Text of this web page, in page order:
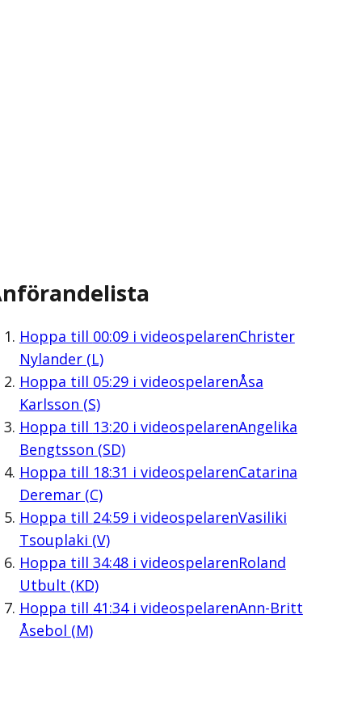
Hoppa till 00:09i videospelarenChrister
Nylander (L)
Hoppa till 05:29i videospelarenÅsa
Karlsson (S)
Hoppa till 13:20i videospelarenAngelika
Bengtsson (SD)
Hoppa till 18:31 i videospelarenCatarina
Deremar (C)
Hoppa till 24:59i videospelarenVasiliki
Tsouplaki (V)
Hoppa till 34:48i videospelarenRoland
Utbult (KD)
Hoppa till 41:34i videospelarenAnn-Britt
Åsebol (M)